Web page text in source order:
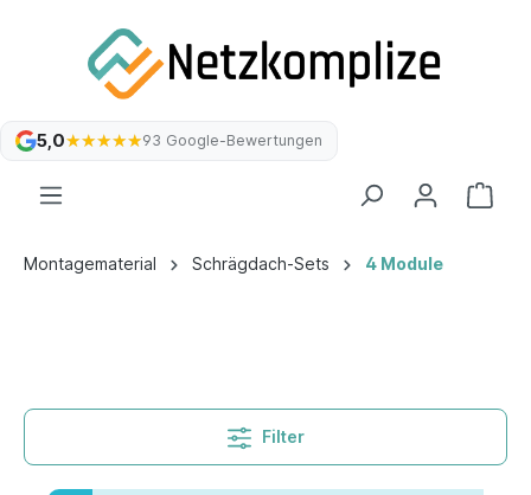
5,0★★★★★
★★★★★93 Google-Bewertungen
Montagematerial Schrägdach-Sets 4 Module
Filter